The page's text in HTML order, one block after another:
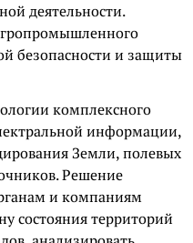
деятельности.
безопасности и защиты
комплексного
информации,
Земли, полевых
Решение
и компаниям
состояния территорий